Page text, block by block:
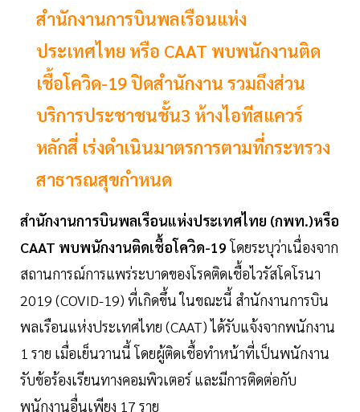
สำนักงานการบินพลเรือนแห่ง
ประเทศไทย หรือ CAAT พบพนักงานติด
เชื้อโควิด-19 ปิดสำนักงาน รวมถึงส่วน
บริการประชาชนชั้น3 ห้างไอทีสแควร์
หลักสี่ เร่งดำเนินมาตรการตามที่กระทรวง
สาธารณสุขกำหนด
สำนักงานการบินพลเรือนแห่งประเทศไทย (กพท.)หรือ
CAAT พบพนักงานติดเชื้อโควิด-19โดยระบุว่าเนื่องจาก
สถานการณ์การแพร่ระบาดของโรคติดเชื้อไวรัสโคโรนา
2019 (COVID-19) ที่เกิดขึ้น ในขณะนี้ สำนักงานการบิน
พลเรือนแห่งประเทศไทย (CAAT) ได้รับแจ้งจากพนักงาน
1 ราย เมื่อเย็นวานนี้ โดยผู้ติดเชื้อทำหน้าที่เป็นพนักงาน
รับข้อร้องเรียนทางคอมพิวเตอร์ และมีการติดต่อกับ
พนักงานอื่นเพียง 17 ราย